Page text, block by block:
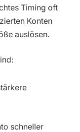
Timing oft
Konten
auslösen.
schneller